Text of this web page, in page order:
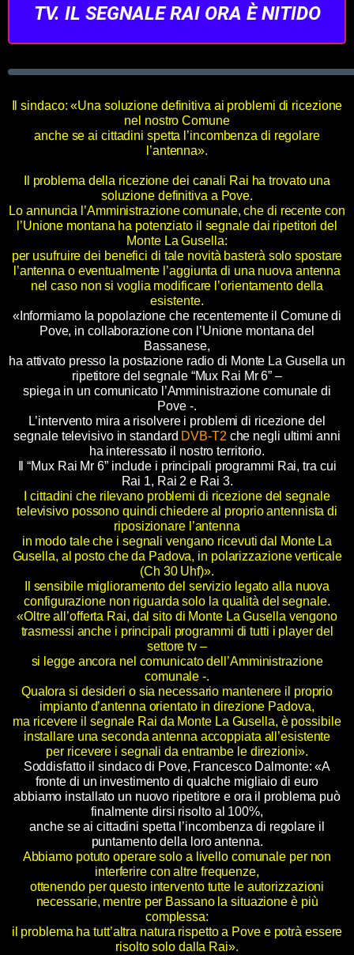
TV. IL SEGNALE RAI ORA È NITIDO
Il sindaco: «Una soluzione definitiva ai problemi di ricezione
nel nostro Comune
anche se ai cittadini spetta l’incombenza di regolare
l’antenna».
Il problema della ricezione dei canali Rai ha trovato una
soluzione definitiva a Pove.
Lo annuncia l’Amministrazione comunale, che di recente con
l’Unione montana ha potenziato il segnale dai ripetitori del
Monte La Gusella:
per usufruire dei benefici di tale novità basterà solo spostare
l’antenna o eventualmente l’aggiunta di una nuova antenna
nel caso non si voglia modificare l’orientamento della
esistente.
«Informiamo la popolazione che recentemente il Comune di
Pove, in collaborazione con l’Unione montana del
Bassanese,
ha attivato presso la postazione radio di Monte La Gusella un
ripetitore del segnale “Mux Rai Mr 6” –
spiega in un comunicato l’Amministrazione comunale di
Pove -.
L’intervento mira a risolvere i problemi di ricezione del
segnale televisivo in standard DVB-T2 che negli ultimi anni
ha interessato il nostro territorio.
Il “Mux Rai Mr 6” include i principali programmi Rai, tra cui
Rai 1, Rai 2 e Rai 3.
I cittadini che rilevano problemi di ricezione del segnale
televisivo possono quindi chiedere al proprio antennista di
riposizionare l’antenna
in modo tale che i segnali vengano ricevuti dal Monte La
Gusella, al posto che da Padova, in polarizzazione verticale
(Ch 30 Uhf)».
Il sensibile miglioramento del servizio legato alla nuova
configurazione non riguarda solo la qualità del segnale.
«Oltre all’offerta Rai, dal sito di Monte La Gusella vengono
trasmessi anche i principali programmi di tutti i player del
settore tv –
si legge ancora nel comunicato dell’Amministrazione
comunale -.
Qualora si desideri o sia necessario mantenere il proprio
impianto d’antenna orientato in direzione Padova,
ma ricevere il segnale Rai da Monte La Gusella, è possibile
installare una seconda antenna accoppiata all’esistente
per ricevere i segnali da entrambe le direzioni».
Soddisfatto il sindaco di Pove, Francesco Dalmonte: «A
fronte di un investimento di qualche migliaio di euro
abbiamo installato un nuovo ripetitore e ora il problema può
finalmente dirsi risolto al 100%,
anche se ai cittadini spetta l’incombenza di regolare il
puntamento della loro antenna.
Abbiamo potuto operare solo a livello comunale per non
interferire con altre frequenze,
ottenendo per questo intervento tutte le autorizzazioni
necessarie, mentre per Bassano la situazione è più
complessa:
il problema ha tutt’altra natura rispetto a Pove e potrà essere
risolto solo dalla Rai».